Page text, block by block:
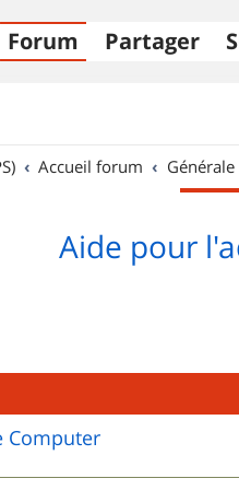
Forum Partager
Accueil forum Générale
Aide pour
Computer